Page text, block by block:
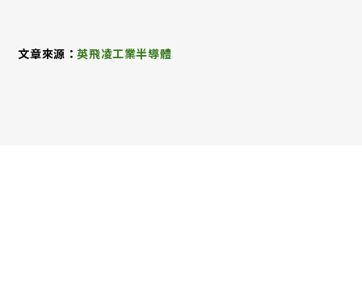
文章來源：英飛凌工業半導體